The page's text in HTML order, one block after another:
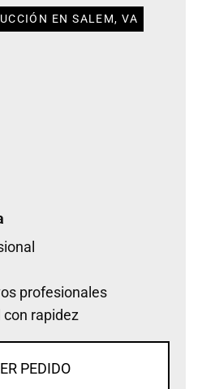
EN SALEM, VA
profesionales
con rapidez
PEDIDO